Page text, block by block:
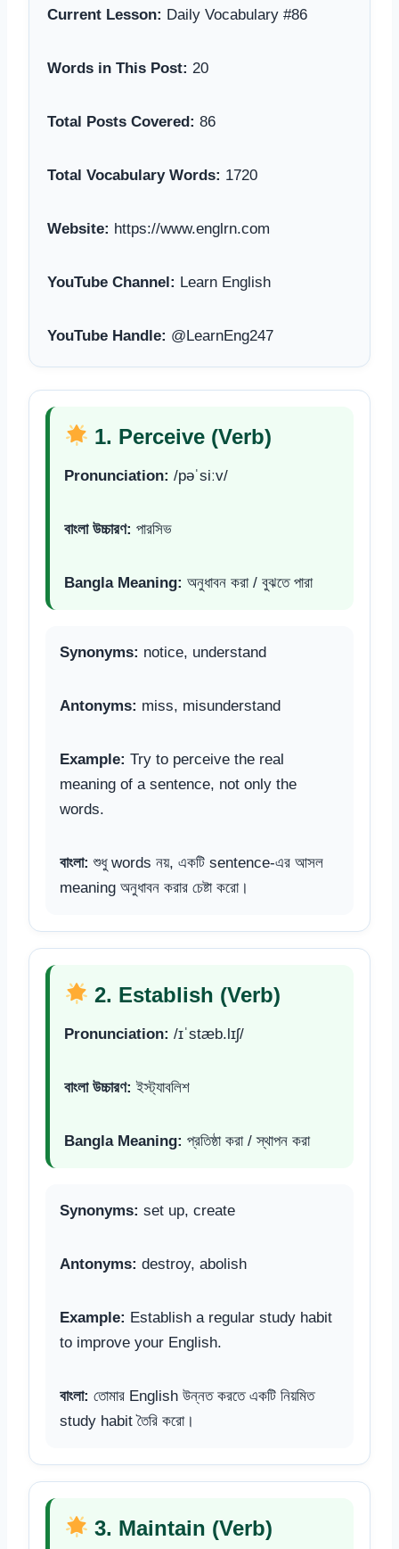
Current Lesson: Daily Vocabulary #86
Words in This Post: 20
Total Posts Covered: 86
Total Vocabulary Words: 1720
Website: https://www.englrn.com
YouTube Channel: Learn English
YouTube Handle: @LearnEng247
1. Perceive (Verb)
Pronunciation: /pəˈsiːv/
বাংলা উচ্চারণ: পারসিভ
Bangla Meaning: অনুধাবন করা / বুঝতে পারা
Synonyms: notice, understand
Antonyms: miss, misunderstand
Example: Try to perceive the real
meaning of a sentence, not only the
words.
বাংলা: শুধু words নয়, একটি sentence-এর আসল
meaning অনুধাবন করার চেষ্টা করো।
2. Establish (Verb)
Pronunciation: /ɪˈstæb.lɪʃ/
বাংলা উচ্চারণ: ইস্ট্যাবলিশ
Bangla Meaning: প্রতিষ্ঠা করা / স্থাপন করা
Synonyms: set up, create
Antonyms: destroy, abolish
Example: Establish a regular study habit
to improve your English.
বাংলা: তোমার English উন্নত করতে একটি নিয়মিত
study habit তৈরি করো।
3. Maintain (Verb)